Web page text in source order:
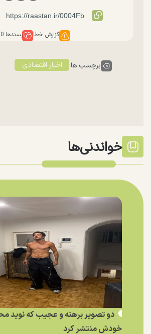
گزارش خطا پسندها:0
برچسب ها: اخبار اقتصادی
خواندنی‌ها
دو تصویر برهنه و عجیب که نوید
خودش منتشر کرد